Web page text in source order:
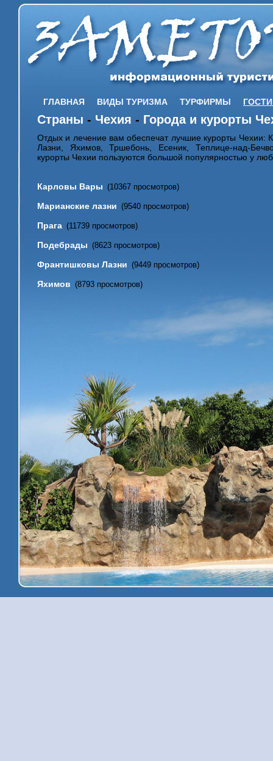
ГЛАВНАЯ ВИДЫ ТУРИЗМА ТУРФИРМЫ
Страны - Чехия - Города и курорты
Отдых и лечение вам обеспечат лучшие курорты Чехии:
Лазни, Яхимов, Тршебонь, Есеник, Теплице-над-
курорты Чехии пользуются большой популярностью у
Карловы Вары (10367 просмотров)
Марианские лазни (9540 просмотров)
Прага (11739 просмотров)
Подебрады (8623 просмотров)
Франтишковы Лазни (9449 просмотров)
Яхимов (8793 просмотров)